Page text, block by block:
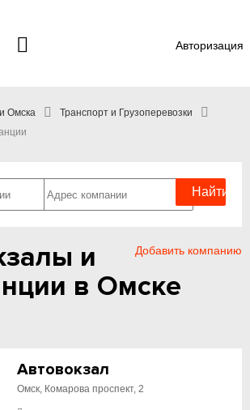
Авторизация
Омска
Транспорт и Грузоперевозки
Добавить компанию
и
в Омске
Автовокзал
Омск, Комарова проспект, 2